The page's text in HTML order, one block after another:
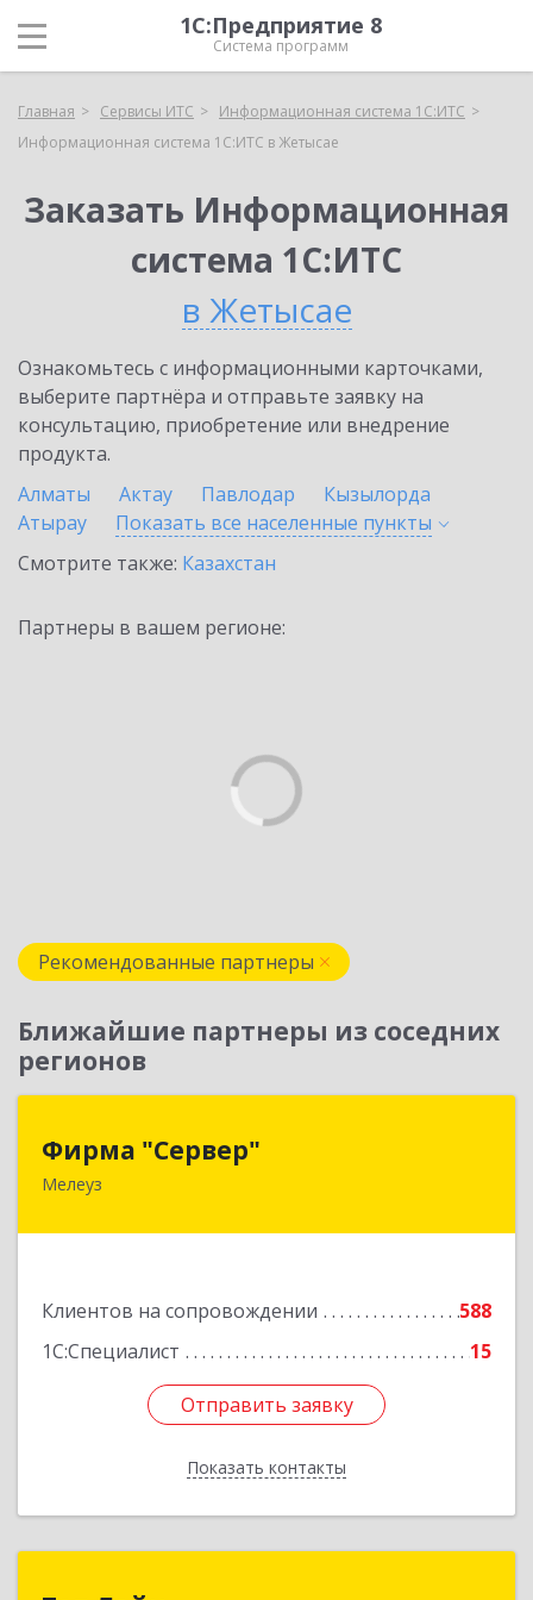
1С:Предприятие 8
Система программ
Главная Сервисы ИТС
Информационная система 1С:ИТС
Информационная система 1С:ИТС в Жетысае
Заказать Информационная
система 1С:ИТС
в Жетысае
Ознакомьтесь с информационными карточками,
выберите партнёра и отправьте заявку на
консультацию, приобретение или внедрение
продукта.
Алматы
Актау Павлодар
Кызылорда
Атырау
Показать все населенные пункты
Смотрите также: Казахстан
Партнеры в вашем регионе:
Рекомендованные партнеры
Ближайшие партнеры из соседних
регионов
Фирма "Сервер"
Мелеуз
Клиентов на сопровождении
588
1С:Специалист
15
Отправить заявку
Показать контакты
453852, Башкортостан Респ, Мелеузовский р-н,
Отправить заявку
Назад